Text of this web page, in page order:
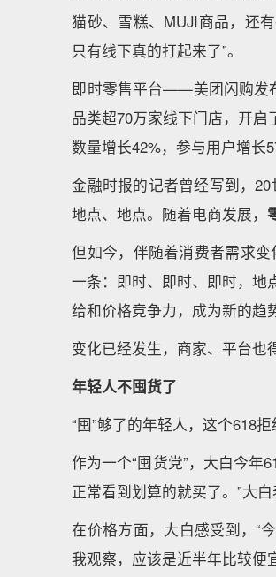
猫砂、雪糕、MUJI商品，还
只有线下真的打起来了”。
即时零售平台——美团闪购发
品类超70万家线下门店，开启
数量增长42%，参与用户增长
金融时报的记者曾经写到，
地点、地点。随着电商发展，
但如今，伴随着消费者需求
一条：即时、即时、即时，地
给和价格竞争力，成为新的趋
变化已经发生，商家、平台也
年轻人不囤货了
“囤”够了的年轻人，这个618拒
作为一个“囤货党”，大白今年
正常看到划算的就买了。”大白
在价格方面，大白感受到，“
我观察，应该是近半年比较便